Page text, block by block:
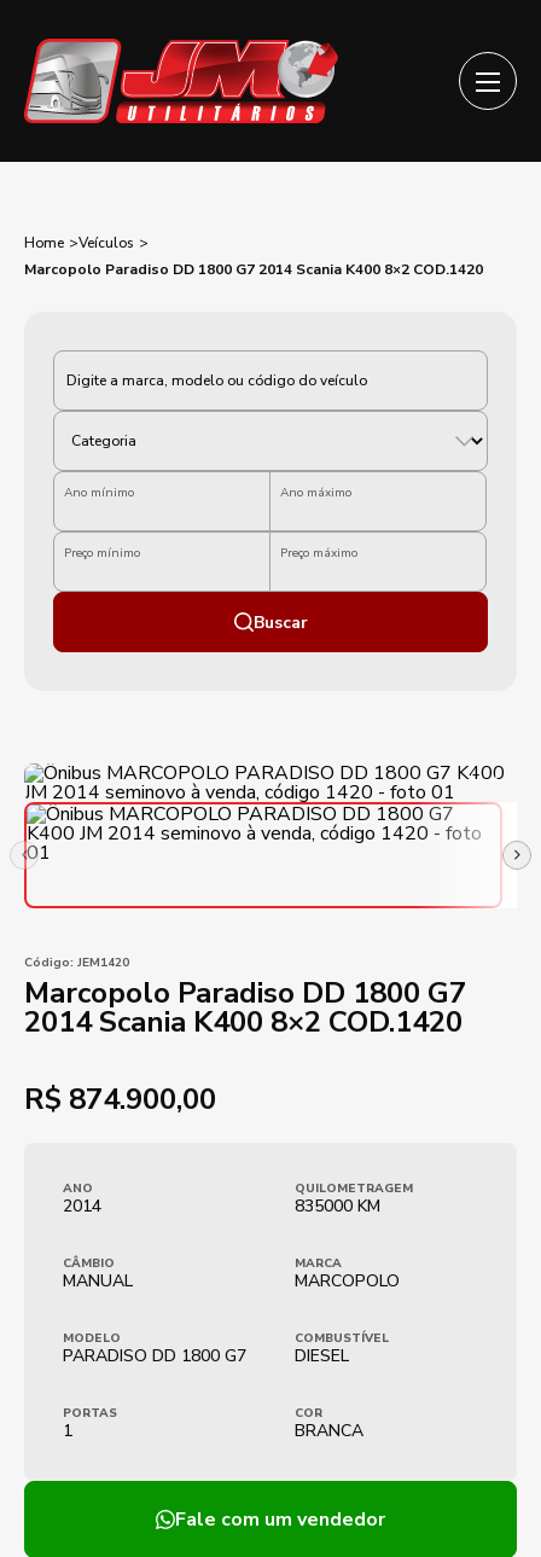
Home
Veículos
Marcopolo Paradiso DD 1800 G7 2014 Scania K400 8×2 COD.1420
Categoria
Ano mínimo Ano máximo
Preço mínimo Preço máximo
Buscar
Código: JEM1420
Marcopolo Paradiso DD 1800 G7
2014 Scania K400 8×2 COD.1420
R$ 874.900,00
ANO
2014
QUILOMETRAGEM
835000 KM
CÂMBIO
MANUAL
MARCA
MARCOPOLO
MODELO
PARADISO DD 1800 G7
COMBUSTÍVEL
DIESEL
PORTAS
1
COR
BRANCA
Fale com um vendedor